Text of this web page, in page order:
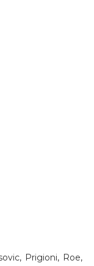
Prigioni, Roe,